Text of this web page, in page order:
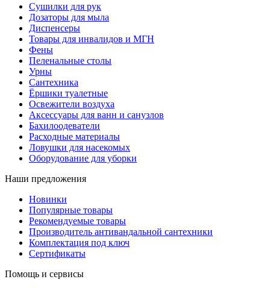
Сушилки для рук
Дозаторы для мыла
Диспенсеры
Товары для инвалидов и МГН
Фены
Пеленальные столы
Урны
Сантехника
Ёршики туалетные
Освежители воздуха
Аксессуары для ванн и санузлов
Бахилоодеватели
Расходные материалы
Ловушки для насекомых
Оборудование для уборки
Наши предложения
Новинки
Популярные товары
Рекомендуемые товары
Производитель антивандальной сантехники
Комплектация под ключ
Сертификаты
Помощь и сервисы